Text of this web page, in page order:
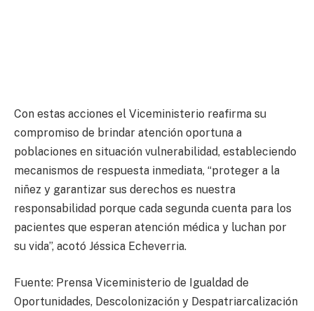
Con estas acciones el Viceministerio reafirma su
compromiso de brindar atención oportuna a
poblaciones en situación vulnerabilidad, estableciendo
mecanismos de respuesta inmediata, “proteger a la
niñez y garantizar sus derechos es nuestra
responsabilidad porque cada segunda cuenta para los
pacientes que esperan atención médica y luchan por
su vida”, acotó Jéssica Echeverria.
Fuente: Prensa Viceministerio de Igualdad de
Oportunidades, Descolonización y Despatriarcalización